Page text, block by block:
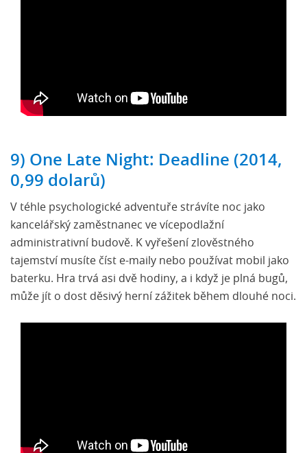
9) One Late Night: Deadline (2014,
0,99 dolarů)
V téhle psychologické adventuře strávíte noc jako
kancelářský zaměstnanec ve vícepodlažní
administrativní budově. K vyřešení zlověstného
tajemství musíte číst e-maily nebo používat mobil jako
baterku. Hra trvá asi dvě hodiny, a i když je plná bugů,
může jít o dost děsivý herní zážitek během dlouhé noci.